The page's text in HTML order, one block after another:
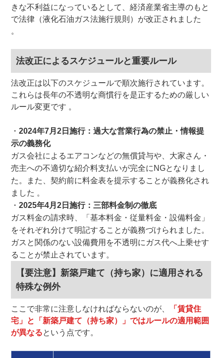
きな不利益になっているとして、経済産業省主導のもと
で法律（液化石油ガス法施行規則）が改正されました
。
法改正によるスケジュールと重要ルール
法改正は以下のスケジュールで順次施行されています。
これらは長年の不透明な商慣行を是正するための厳しい
ルール変更です 。
2024年7月2日施行：過大な営業行為の禁止・情報提
示の義務化
ガス会社によるエアコンなどの無償貸与や、大家さん・
売主への不適切な紹介料支払いが完全にNGとなりまし
た。また、契約前に料金表を提示することが義務化され
ました 。
2025年4月2日施行：三部料金制の徹底
ガス料金の請求時、「基本料金・従量料金・設備料金」
をそれぞれ分けて明記することが義務づけられました。
ガスと関係のない設備費用を不透明にガス代へ上乗せす
ることが禁止されています。
【要注意】新築戸建て（持ち家）に適用される
特殊な例外
ここで非常に注意しなければならないのが、
「賃貸住
宅」と「新築戸建て（持ち家）」ではルールの適用範囲
が異なるという点です。